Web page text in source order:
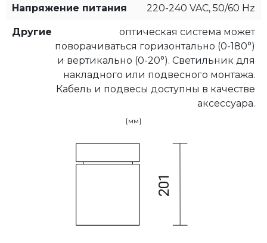
Напряжение питания 220-240 VAC, 50/60 Hz
Другие
оптическая система может
поворачиваться горизонтально (0-180°)
и вертикально (0-20°). Светильник для
накладного или подвесного монтажа.
Кабель и подвесы доступны в качестве
аксессуара.
[мм]